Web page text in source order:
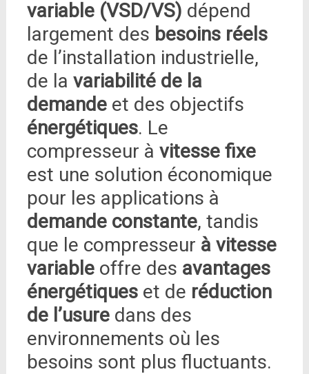
variable (VSD/VS) dépend
largement des besoins réels
de l’installation industrielle,
de la variabilité de la
demandeet des objectifs
énergétiques. Le
compresseur à vitesse fixe
est une solution économique
pour les applications à
demande constante, tandis
que le compresseur à vitesse
variableoffre des avantages
énergétiqueset de réduction
de l’usuredans des
environnements où les
besoins sont plus fluctuants.